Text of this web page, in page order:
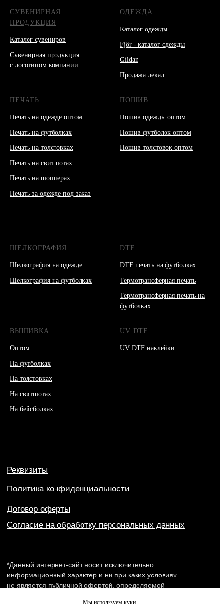
СУВЕНИРНАЯ
ПРОДУКЦИЯ
Каталог сувениров
Сувенирная продукция
с логотипом компании
ОДЕЖДА
Каталог одежды
Fjör - каталог одежды
Gildan
Продажа лекал
ПЕЧАТЬ
Печать на одежде оптом
Печать на футболках
Печать на толстовках
Печать на свитшотах
Печать на шопперах
Печать за одежде под заказ
ПОШИВ
Пошив одежды оптом
Пошив футболок оптом
Пошив толстовок оптом
ШЕЛКОГРАФИЯ
Шелкография на одежде
Шелкография на футболках
DTF
DTF печать на футболках
Термотрансферная печать
Термотрансферная печать на
футболках
ВЫШИВКА
Оптом
На футболках
На толстовках
На свитшотах
На бейсболках
UV DTF
UV DTF наклейки
Мы используем куки,